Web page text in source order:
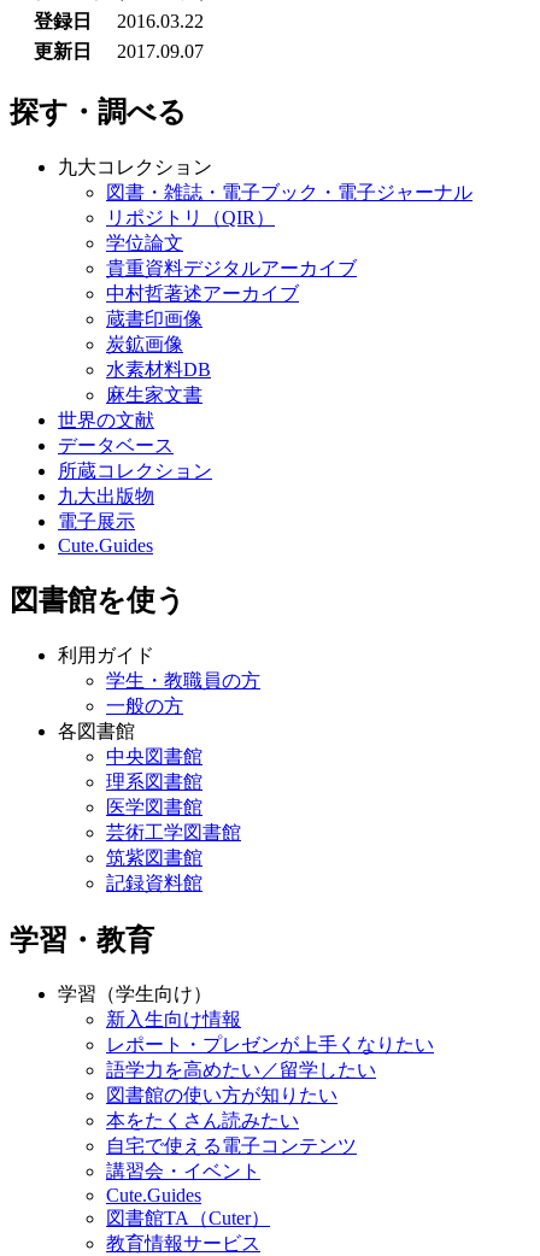
登録日
2016.03.22
更新日
2017.09.07
探す・調べる
九大コレクション
図書・雑誌・電子ブック・電子ジャーナル
リポジトリ（QIR）
学位論文
貴重資料デジタルアーカイブ
中村哲著述アーカイブ
蔵書印画像
炭鉱画像
水素材料DB
麻生家文書
世界の文献
データベース
所蔵コレクション
九大出版物
電子展示
Cute.Guides
図書館を使う
利用ガイド
学生・教職員の方
一般の方
各図書館
中央図書館
理系図書館
医学図書館
芸術工学図書館
筑紫図書館
記録資料館
学習・教育
学習（学生向け）
新入生向け情報
レポート・プレゼンが上手くなりたい
語学力を高めたい／留学したい
図書館の使い方が知りたい
本をたくさん読みたい
自宅で使える電子コンテンツ
講習会・イベント
Cute.Guides
図書館TA（Cuter）
教育情報サービス